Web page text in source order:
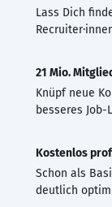
Lass Dich
21 Mio.
Knüpf neue
besseres Job-
Kostenlos
Schon als
deutlich